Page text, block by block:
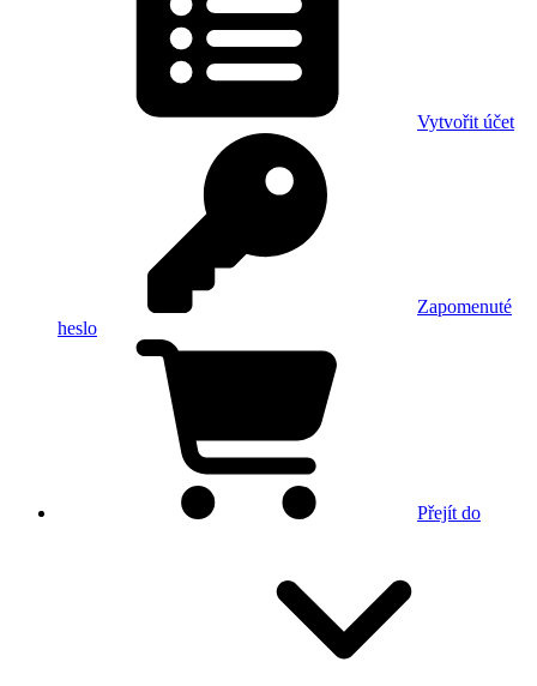
Vytvořit účet
Zapomenuté
heslo
Přejít do